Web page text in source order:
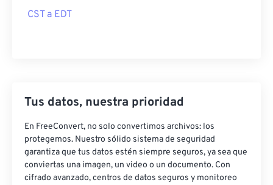
CST a EDT
Tus datos, nuestra prioridad
En FreeConvert, no solo convertimos archivos: los
protegemos. Nuestro sólido sistema de seguridad
garantiza que tus datos estén siempre seguros, ya sea que
conviertas una imagen, un video o un documento. Con
cifrado avanzado, centros de datos seguros y monitoreo